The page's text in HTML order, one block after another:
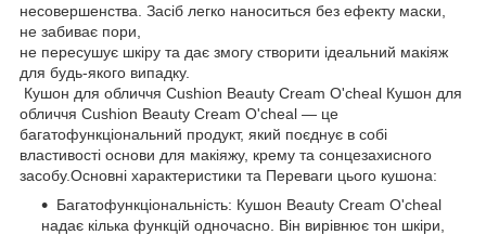
несовершенства. Засіб легко наноситься без ефекту маски,
не забиває пори,
не пересушує шкіру та дає змогу створити ідеальний макіяж
для будь-якого випадку.
Кушон для обличчя Cushion Beauty Cream O'cheal Кушон для
обличчя Cushion Beauty Cream O'cheal — це
багатофункціональний продукт, який поєднує в собі
властивості основи для макіяжу, крему та сонцезахисного
засобу.Основні характеристики та Переваги цього кушона:
Багатофункціональність: Кушон Beauty Cream O'cheal
надає кілька функцій одночасно. Він вирівнює тон шкіри,